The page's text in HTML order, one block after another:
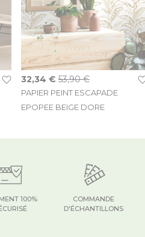
PAPIER PEINT ESCAPADE
EPOPEE BEIGE DORE
Prix Spécial
32,34 € 53,90 €
COMMANDE
D'ÉCHANTILLONS
100%